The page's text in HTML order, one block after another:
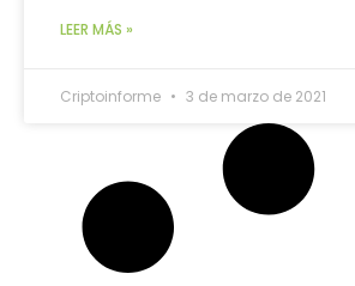
LEER MÁS »
Criptoinforme 3 de marzo de 2021